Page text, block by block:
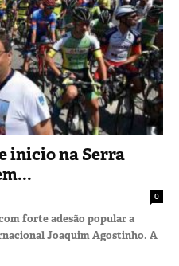
inicio na Serra
0
forte adesão popular a
Joaquim Agostinho. A